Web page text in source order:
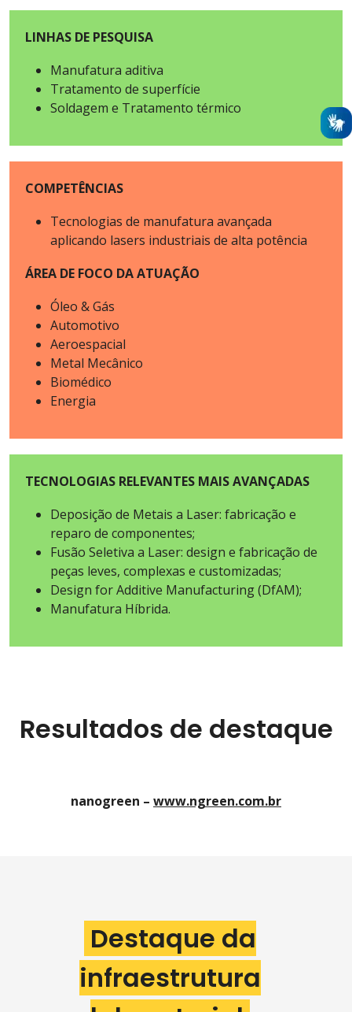
LINHAS DE PESQUISA
Manufatura aditiva
Tratamento de superfície
Soldagem e Tratamento térmico
COMPETÊNCIAS
Tecnologias de manufatura avançada
aplicando lasers industriais de alta potência
ÁREA DE FOCO DA ATUAÇÃO
Óleo & Gás
Automotivo
Aeroespacial
Metal Mecânico
Biomédico
Energia
TECNOLOGIAS RELEVANTES MAIS AVANÇADAS
Deposição de Metais a Laser: fabricação e
reparo de componentes;
Fusão Seletiva a Laser: design e fabricação de
peças leves, complexas e customizadas;
Design for Additive Manufacturing (DfAM);
Manufatura Híbrida.
Resultados de destaque
nanogreen – www.ngreen.com.br
Destaque da
infraestrutura